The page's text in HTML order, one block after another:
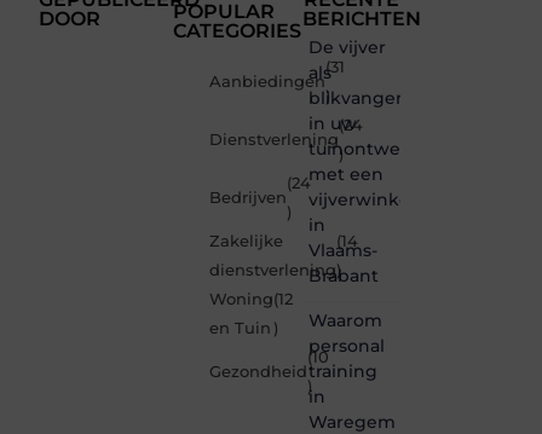
DOOR
POPULAR
CATEGORIES
Aanbiedingen
(31
)
Dienstverlening
(24
)
Bedrijven
(24
)
Zakelijke
dienstverlening
(14
)
Woning
en Tuin
(12
)
Gezondheid
(10
)
BERICHTEN
De vijver
als
blikvanger
in uw
tuinontwerp
met een
vijverwinkel
in
Vlaams-
Brabant
Waarom
personal
training
in
Waregem